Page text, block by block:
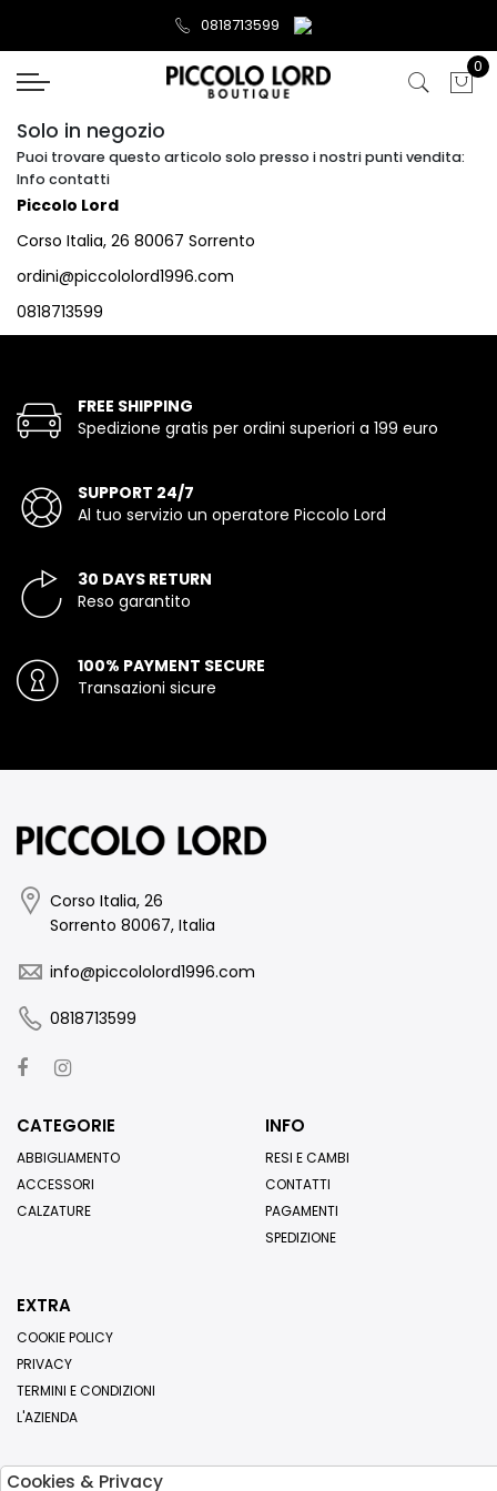
0818713599
0
Solo in negozio
Puoi trovare questo articolo solo presso i nostri punti vendita:
Info contatti
Piccolo Lord
Corso Italia, 26 80067 Sorrento
ordini@piccololord1996.com
0818713599
FREE SHIPPING
Spedizione gratis per ordini superiori a 199 euro
SUPPORT 24/7
Al tuo servizio un operatore Piccolo Lord
30 DAYS RETURN
Reso garantito
100% PAYMENT SECURE
Transazioni sicure
Corso Italia, 26
Sorrento 80067, Italia
info@piccololord1996.com
0818713599
CATEGORIE
ABBIGLIAMENTO
ACCESSORI
CALZATURE
INFO
RESI E CAMBI
CONTATTI
PAGAMENTI
SPEDIZIONE
EXTRA
COOKIE POLICY
PRIVACY
TERMINI E CONDIZIONI
L'AZIENDA
Cookies & Privacy